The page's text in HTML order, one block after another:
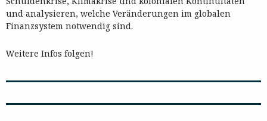
und analysieren, welche Veränderungen im globalen
Finanzsystem notwendig sind.
Weitere Infos folgen!